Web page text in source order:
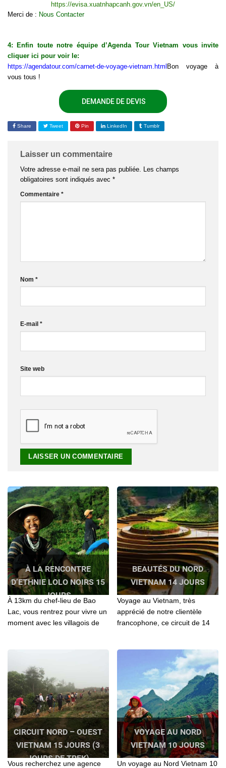
https://evisa.xuatnhapcanh.gov.vn/en_US/
Merci de : Nous Contacter
4: Enfin toute notre équipe d’Agenda Tour Vietnam vous invite
cliquer ici pour voir le:
https://agendatour.com/carnet-de-voyage-vietnam.html Bon voyage à
vous tous !
DEMANDE DE DEVIS
Share Tweet Pin LinkedIn Tumblr
Laisser un commentaire
Votre adresse e-mail ne sera pas publiée.
Les champs
obligatoires sont indiqués avec *
Commentaire *
Nom *
E-mail *
Site web
À LA RENCONTRE
D’ETHNIE LOLO NOIRS 15
JOURS
À 13km du chef-lieu de Bao
Lac, vous rentrez pour vivre un
moment avec les villagois de
BEAUTÉS DU NORD
VIETNAM 14 JOURS
Voyage au Vietnam, très
apprécié de notre clientèle
francophone, ce circuit de 14
CIRCUIT NORD – OUEST
VIETNAM 15 JOURS (3
JOURS DE TREK)
Vous recherchez une agence
VOYAGE AU NORD
VIETNAM 10 JOURS
Un voyage au Nord Vietnam 10